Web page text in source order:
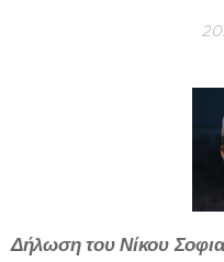
Δήλωση του Νίκου